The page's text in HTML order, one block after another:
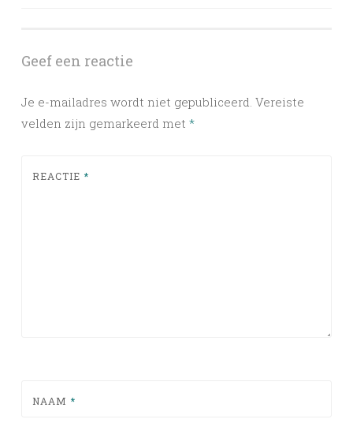
Geef een reactie
Je e-mailadres wordt niet gepubliceerd. Vereiste
velden zijn gemarkeerd met *
REACTIE *
NAAM *